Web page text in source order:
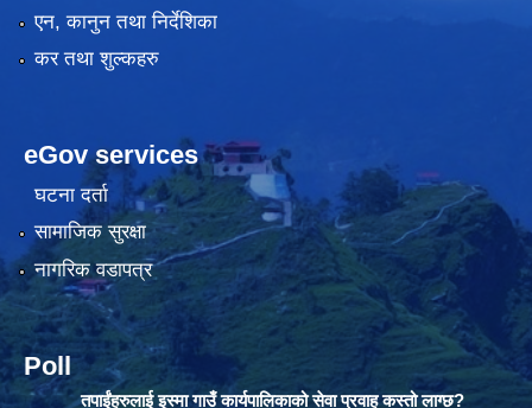
एन, कानुन तथा निर्देशिका
कर तथा शुल्कहरु
eGov services
घटना दर्ता
सामाजिक सुरक्षा
नागरिक वडापत्र
Poll
तपाईंहरुलाई इस्मा गाउँ कार्यपालिकाको सेवा प्रवाह कस्तो लाग्छ?